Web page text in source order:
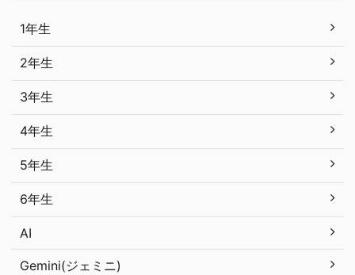
1年生
2年生
3年生
4年生
5年生
6年生
AI
Gemini(ジェミニ)